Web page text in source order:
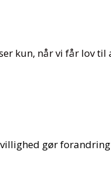
kun, når vi får lov
gør